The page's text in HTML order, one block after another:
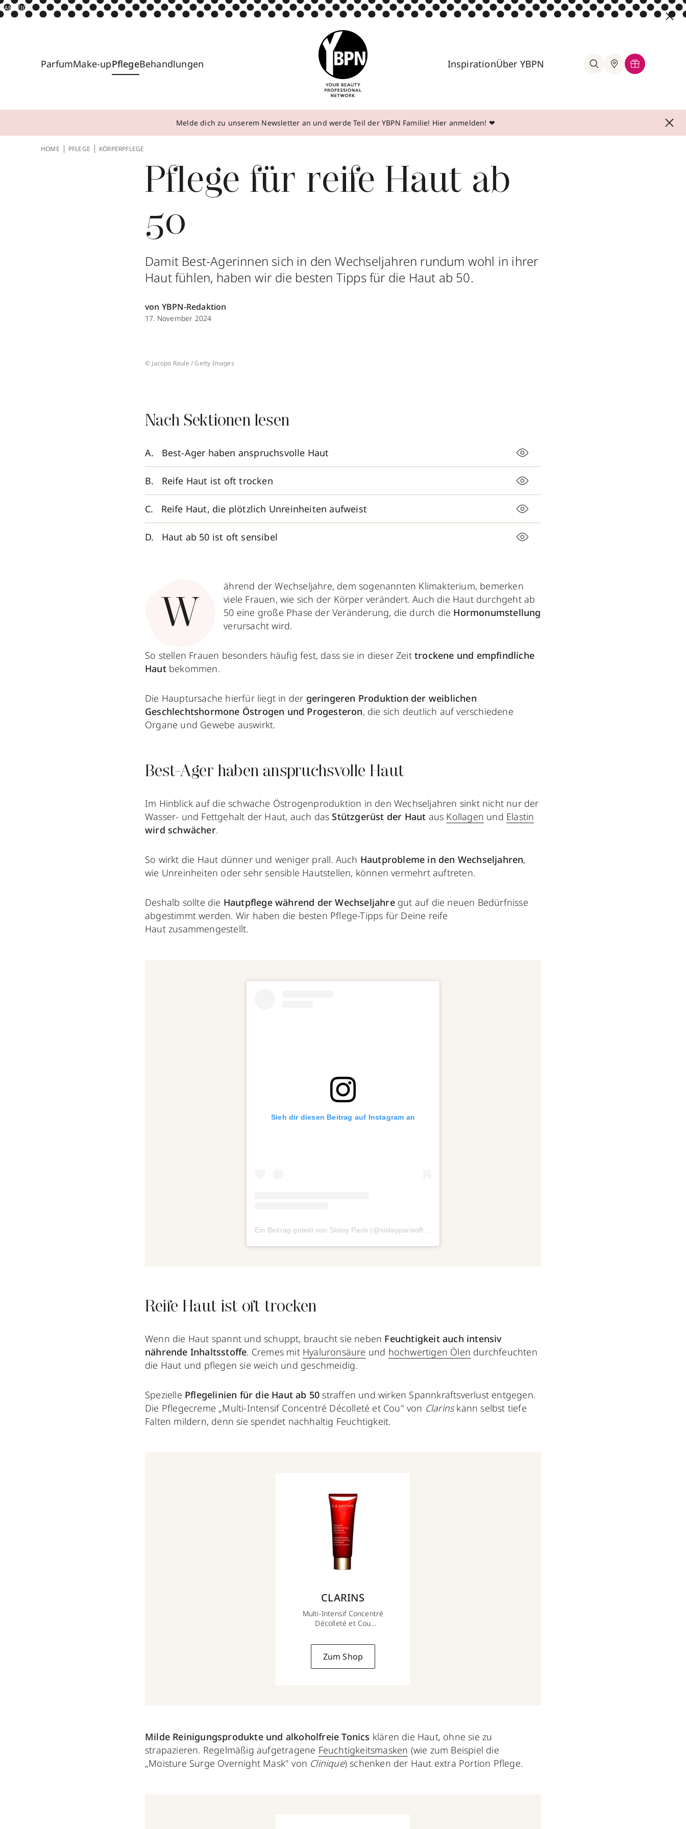
ANZEIGE
ParfumMake-upPflegeBehandlungen InspirationÜber YBPN
Melde dich zu unserem Newsletter an und werde Teil der YBPN Familie! Hier anmelden! ❤
HOME PFLEGE KÖRPERPFLEGE
Pflege für reife Haut ab
50
Damit Best-Agerinnen sich in den Wechseljahren rundum wohl in ihrer
Haut fühlen, haben wir die besten Tipps für die Haut ab 50.
von YBPN-Redaktion
17. November 2024
© Jacopo Raule / Getty Images
Nach Sektionen lesen
Best-Ager haben anspruchsvolle Haut
Reife Haut ist oft trocken
Reife Haut, die plötzlich Unreinheiten aufweist
Haut ab 50 ist oft sensibel
W
ährend der Wechseljahre, dem sogenannten Klimakterium, bemerken
viele Frauen, wie sich der Körper verändert. Auch die Haut durchgeht ab
50 eine große Phase der Veränderung, die durch die Hormonumstellung
verursacht wird.
So stellen Frauen besonders häufig fest, dass sie in dieser Zeit trockene und empfindliche
Haut bekommen.
Die Hauptursache hierfür liegt in der geringeren Produktion der weiblichen
Geschlechtshormone Östrogen und Progesteron, die sich deutlich auf verschiedene
Organe und Gewebe auswirkt.
Best-Ager haben anspruchsvolle Haut
Im Hinblick auf die schwache Östrogenproduktion in den Wechseljahren sinkt nicht nur der
Wasser- und Fettgehalt der Haut, auch das Stützgerüst der Haut aus Kollagen und Elastin
wird schwächer.
So wirkt die Haut dünner und weniger prall. Auch Hautprobleme in den Wechseljahren,
wie Unreinheiten oder sehr sensible Hautstellen, können vermehrt auftreten.
Deshalb sollte die Hautpflege während der Wechseljahregut auf die neuen Bedürfnisse
abgestimmt werden. Wir haben die besten Pflege-Tipps für Deine reife
Haut zusammengestellt.
Sieh dir diesen Beitrag auf Instagram an
Reife Haut ist oft trocken
Wenn die Haut spannt und schuppt, braucht sie neben Feuchtigkeit auch intensiv
nährende Inhaltsstoffe. Cremes mit Hyaluronsäure und hochwertigen Ölen durchfeuchten
die Haut und pflegen sie weich und geschmeidig.
Spezielle Pflegelinien für die Haut ab 50 straffen und wirken Spannkraftsverlust entgegen.
Die Pflegecreme „Multi-Intensif Concentré Décolleté et Cou" von Clarinskann selbst tiefe
Falten mildern, denn sie spendet nachhaltig Feuchtigkeit.
CLARINS
Multi-Intensif Concentré
Décolleté et Cou
Zum Shop
Milde Reinigungsprodukte und alkoholfreie Tonics klären die Haut, ohne sie zu
strapazieren. Regelmäßig aufgetragene Feuchtigkeitsmasken (wie zum Beispiel die
„Moisture Surge Overnight Mask" von Clinique) schenken der Haut extra Portion Pflege.